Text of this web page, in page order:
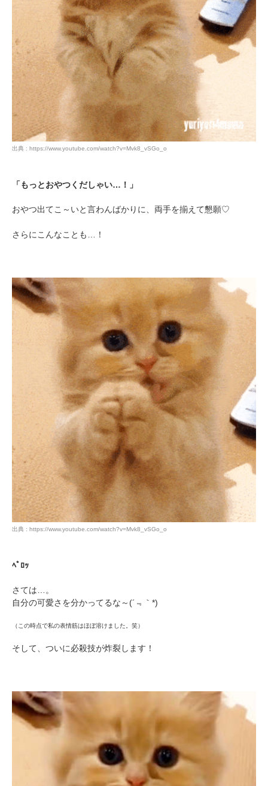
出典 : https://www.youtube.com/watch?v=Mvk8_vSGo_o
「もっとおやつくだしゃい…！」
おやつ出てこ～いと言わんばかりに、両手を揃えて懇願♡
さらにこんなことも…！
出典 : https://www.youtube.com/watch?v=Mvk8_vSGo_o
ﾍﾟﾛｯ
さては…。
自分の可愛さを分かってるな～(´﹃｀*)
（この時点で私の表情筋はほぼ溶けました。笑）
そして、ついに必殺技が炸裂します！
pecodogs
いぬ部をフォロー
pecocats
ねこ部をフォロー
PECOアプリをダウンロード済みの方
アプリで開く